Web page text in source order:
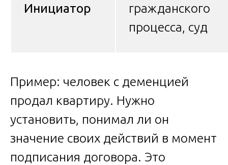
Инициатор
гражданского
процесса, суд
Пример: человек с деменцией
продал квартиру. Нужно
установить, понимал ли он
значение своих действий в момент
подписания договора. Это